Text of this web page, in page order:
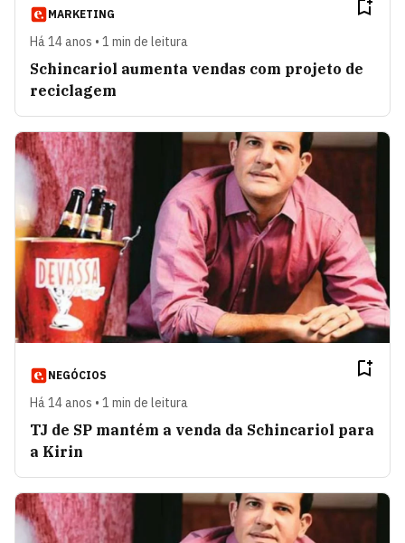
MARKETING
Há 14 anos • 1 min de leitura
Schincariol aumenta vendas com projeto de
reciclagem
NEGÓCIOS
Há 14 anos • 1 min de leitura
TJ de SP mantém a venda da Schincariol para
a Kirin